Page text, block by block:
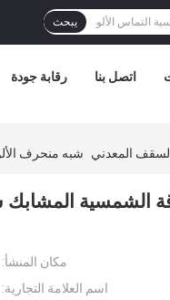
يبحث
رقابة جودة اتصل بنا
المعدني شبه منحرف
الشمسية
مكان المنشأ:
اسم العلامة التجارية: